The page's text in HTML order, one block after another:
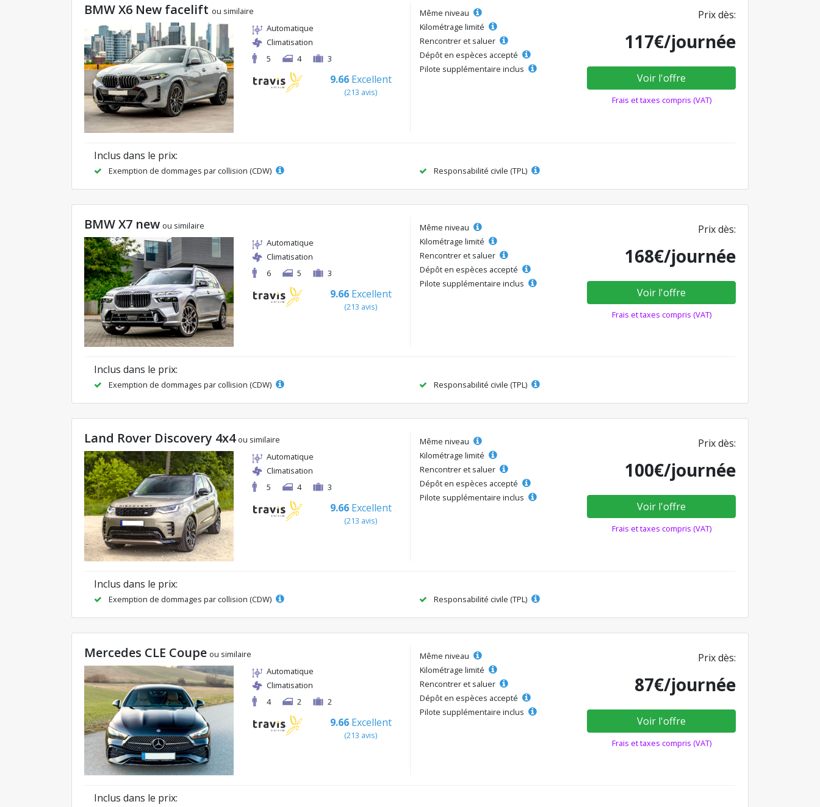
BMW X6 New facelift ou similaire
Automatique
Climatisation
5
4 3
9.66 Excellent
(213 avis)
Même niveau
Kilométrage limité
Rencontrer et saluer
Dépôt en espèces accepté
Pilote supplémentaire inclus
Prix dès:
117€/journée
Voir l'offre
Frais et taxes compris (VAT)
Inclus dans le prix:
Exemption de dommages par collision (CDW) Responsabilité civile (TPL)
BMW X7 new ou similaire
Automatique
Climatisation
6
5 3
9.66 Excellent
(213 avis)
Même niveau
Kilométrage limité
Rencontrer et saluer
Dépôt en espèces accepté
Pilote supplémentaire inclus
Prix dès:
168€/journée
Voir l'offre
Frais et taxes compris (VAT)
Inclus dans le prix:
Exemption de dommages par collision (CDW) Responsabilité civile (TPL)
Land Rover Discovery 4x4 ou similaire
Automatique
Climatisation
5
4 3
9.66 Excellent
(213 avis)
Même niveau
Kilométrage limité
Rencontrer et saluer
Dépôt en espèces accepté
Pilote supplémentaire inclus
Prix dès:
100€/journée
Voir l'offre
Frais et taxes compris (VAT)
Inclus dans le prix:
Exemption de dommages par collision (CDW) Responsabilité civile (TPL)
Mercedes CLE Coupe ou similaire
Automatique
Climatisation
4
2 2
9.66 Excellent
(213 avis)
Même niveau
Kilométrage limité
Rencontrer et saluer
Dépôt en espèces accepté
Pilote supplémentaire inclus
Prix dès:
87€/journée
Voir l'offre
Frais et taxes compris (VAT)
Inclus dans le prix: